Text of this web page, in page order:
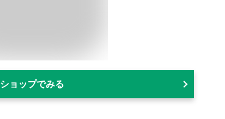
ショップでみる